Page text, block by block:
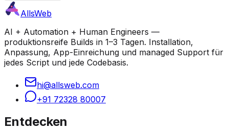
AllsWeb
AI + Automation + Human Engineers —
produktionsreife Builds in 1–3 Tagen. Installation,
Anpassung, App-Einreichung und managed Support für
jedes Script und jede Codebasis.
hi@allsweb.com
+91 72328 80007
Entdecken